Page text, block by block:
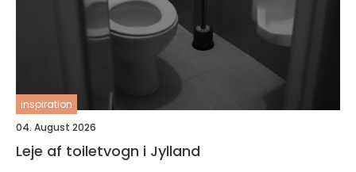
inspiration
04. August 2026
Leje af toiletvogn i Jylland